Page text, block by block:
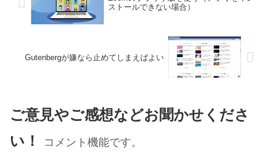
ストールできない場合）
Gutenbergが嫌なら止めてしまえばよい
ご意見やご感想などお聞かせくださ
い！
コメント機能です。